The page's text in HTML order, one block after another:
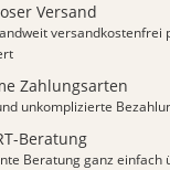
Versand
versandkostenfrei
Zahlungsarten
unkomplizierte
Beratung
Beratung ganz einfach